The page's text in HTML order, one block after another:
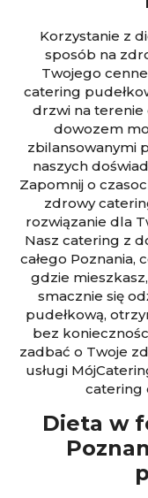
Korzystanie z
sposób na
Twojego
catering
drzwi na terenie
dowozem
zbilansowanymi
naszych
Zapomnij o
zdrowy
rozwiązanie dla
Nasz catering z
całego Poznania,
gdzie
smacznie się
pudełkową,
bez
zadbać o Twoje
usługi
catering
Dieta w